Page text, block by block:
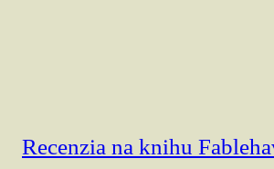
Recenzia na knihu